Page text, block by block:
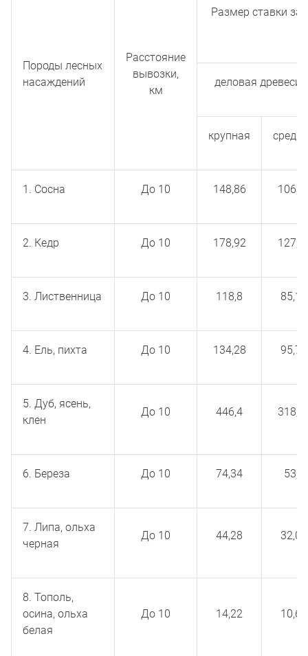
Породы лесных
насаждений
Расстояние
вывозки,
км
Размер ставки за
деловая
крупная
1. Сосна До 10 148,86
2. Кедр До 10 178,92
3. Лиственница До 10 118,8 85,14
4. Ель, пихта До 10 134,28 95,76
5. Дуб, ясень,
клен
До 10 446,4
6. Береза До 10 74,34 53,1
7. Липа, ольха
черная
До 10 44,28 32,04
8. Тополь,
осина, ольха
белая
До 10 14,22 10,62